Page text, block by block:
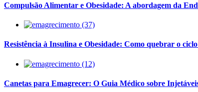
Compulsão Alimentar e Obesidade: A abordagem da
Resistência à Insulina e Obesidade: Como quebrar o
Canetas para Emagrecer: O Guia Médico sobre